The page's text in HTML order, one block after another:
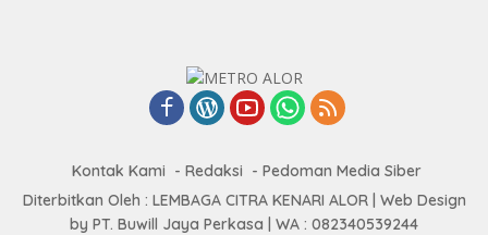
Kontak Kami Redaksi
Pedoman Media Siber
Diterbitkan Oleh : LEMBAGA CITRA KENARI ALOR | Web Design
by PT. Buwill Jaya Perkasa | WA : 082340539244